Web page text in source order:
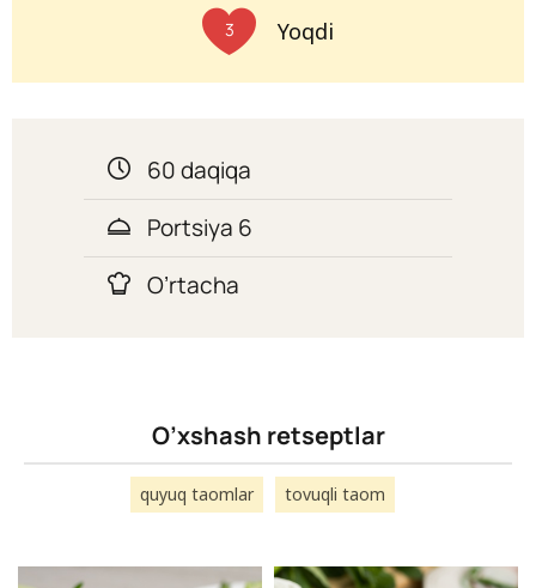
3 Yoqdi
60 daqiqa
Portsiya 6
O’rtacha
O’xshash retseptlar
quyuq taomlar tovuqli taom